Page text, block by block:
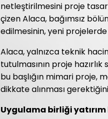
netleştirilmesini proje
çizen Alaca, bağımsız
edilmesinin, yeni
Alaca, yalnızca teknik
tutulmasının proje
bu başlığın mimari proje,
dikkate alınması
Uygulama birliği